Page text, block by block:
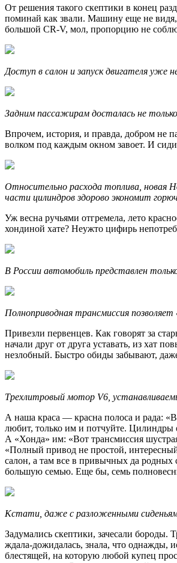
От решения такого скептики в конец
поминай как звали. Машину еще не видя,
большой CR-V, мол, пропорцию не
Доступ в салон и запуск двигателя уже
Задним пассажирам досталась не
Впрочем, история, и правда, добром не
волком под каждым окном завоет. И
Относительно расхода топлива, новая
части цилиндров здорово экономит
Уж весна ручьями отгремела, лето
хондиной хате? Неужто цифирь
В России автомобиль представлен
Полноприводная трансмиссия
Привезли первенцев. Как говорят за
начали друг от друга уставать, из хат
незлобный. Быстро обиды забывают,
Трехлитровый мотор V6,
А наша краса — красна полоса и рада:
любит, только им и потчуйте. Цилиндры
А «Хонда» им: «Вот трансмиссия
«Полный привод не простой,
салон, а там все в привычных да родных
большую семью. Еще бы, семь
Кстати, даже с разложенными
Задумались скептики, зачесали бороды.
ждала-дожидалась, знала, что однажды,
блестящей, на которую любой купец